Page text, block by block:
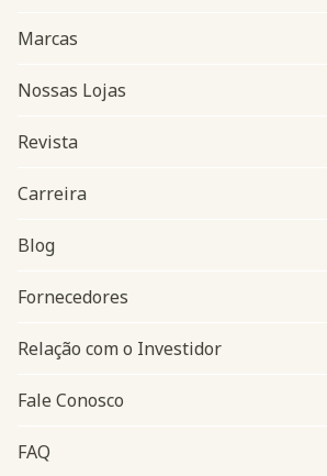
Navegação do rodapé
Marcas
Nossas Lojas
Revista
Carreira
Blog
Fornecedores
Relação com o Investidor
Fale Conosco
FAQ